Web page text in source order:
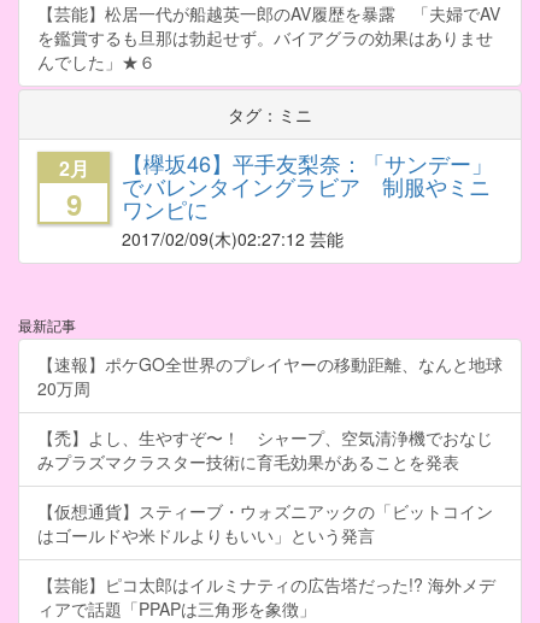
【芸能】松居一代が船越英一郎のAV履歴を暴露 「夫婦でAV
を鑑賞するも旦那は勃起せず。バイアグラの効果はありませ
んでした」★６
タグ：ミニ
2月
9
【欅坂46】平手友梨奈：「サンデー」
でバレンタイングラビア 制服やミニ
ワンピに
2017/02/09(木)02:27:12 芸能
最新記事
【速報】ポケGO全世界のプレイヤーの移動距離、なんと地球
20万周
【禿】よし、生やすぞ〜！ シャープ、空気清浄機でおなじ
みプラズマクラスター技術に育毛効果があることを発表
【仮想通貨】スティーブ・ウォズニアックの「ビットコイン
はゴールドや米ドルよりもいい」という発言
【芸能】ピコ太郎はイルミナティの広告塔だった!? 海外メデ
ィアで話題「PPAPは三角形を象徴」